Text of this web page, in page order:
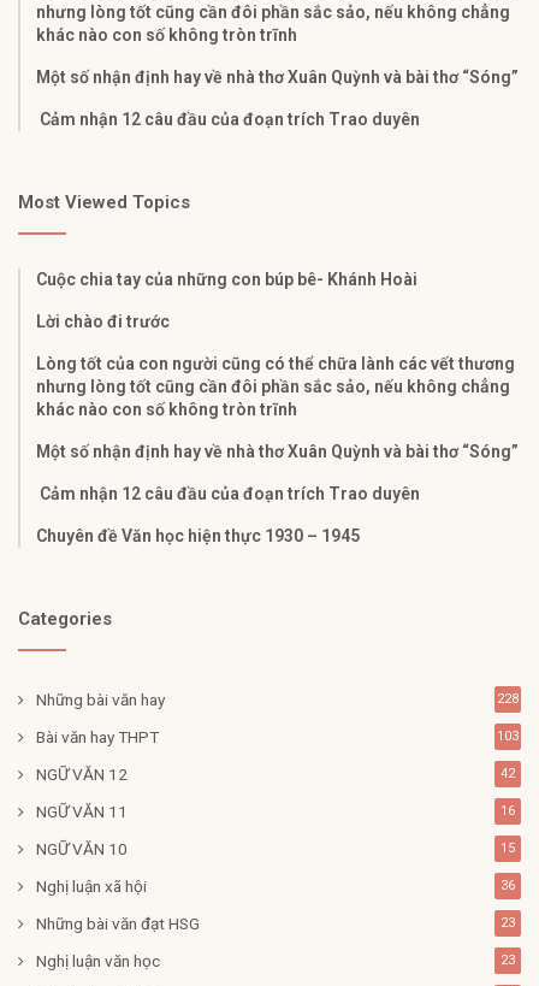
nhưng lòng tốt cũng cần đôi phần sắc sảo, nếu không chẳng
khác nào con số không tròn trĩnh
Một số nhận định hay về nhà thơ Xuân Quỳnh và bài thơ “Sóng”
Cảm nhận 12 câu đầu của đoạn trích Trao duyên
Most Viewed Topics
Cuộc chia tay của những con búp bê- Khánh Hoài
Lời chào đi trước
Lòng tốt của con người cũng có thể chữa lành các vết thương
nhưng lòng tốt cũng cần đôi phần sắc sảo, nếu không chẳng
khác nào con số không tròn trĩnh
Một số nhận định hay về nhà thơ Xuân Quỳnh và bài thơ “Sóng”
Cảm nhận 12 câu đầu của đoạn trích Trao duyên
Chuyên đề Văn học hiện thực 1930 – 1945
Categories
Những bài văn hay 228
Bài văn hay THPT 103
NGỮ VĂN 12 42
NGỮ VĂN 11 16
NGỮ VĂN 10 15
Nghị luận xã hội 36
Những bài văn đạt HSG 23
Nghị luận văn học 23